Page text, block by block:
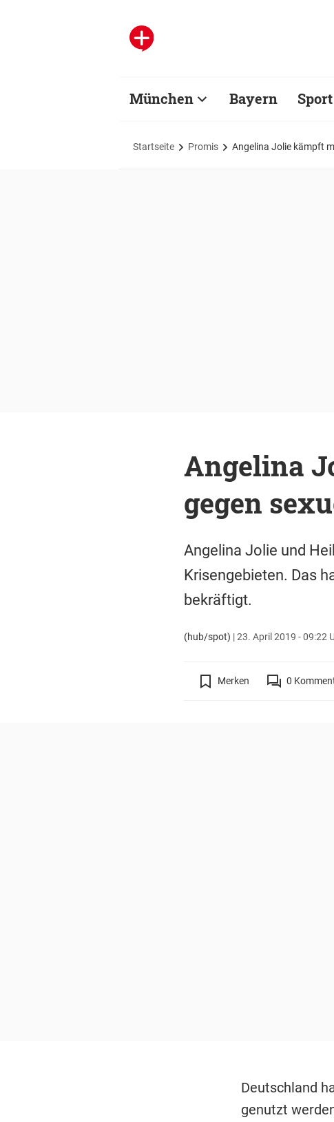
München Bayern Sport
Startseite Promis Angelina Jolie kämpft
Angelina
gegen
Angelina Jolie und
Krisengebieten. Das
bekräftigt.
(hub/spot) |23. April 2019 - 09:22
Merken 0
Deutschland
genutzt